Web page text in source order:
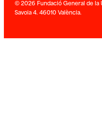
© 2026 Fundació General de la
Savoia 4. 46010 València.